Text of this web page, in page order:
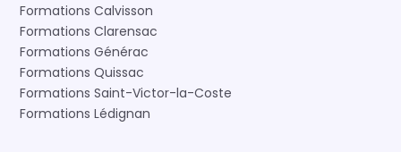
Formations Calvisson
Formations Clarensac
Formations Générac
Formations Quissac
Formations Saint-Victor-la-Coste
Formations Lédignan